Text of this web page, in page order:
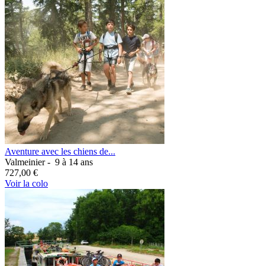
Aventure avec les chiens de...
Valmeinier - 9 à 14 ans
727,00 €
Voir la colo